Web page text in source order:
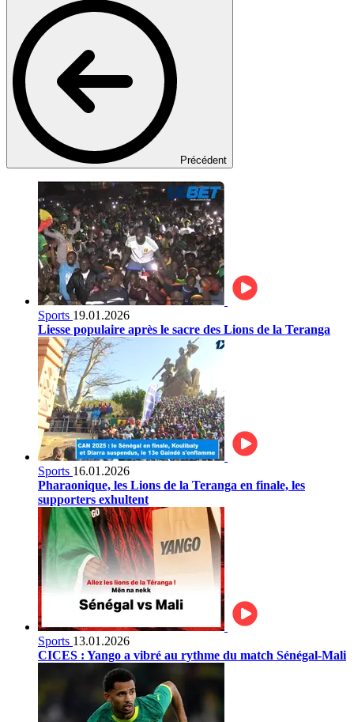
Précédent
Sports 19.01.2026
Liesse populaire après le sacre des Lions de la Teranga
Sports 16.01.2026
Pharaonique, les Lions de la Teranga en finale, les
supporters exhultent
Sports 13.01.2026
CICES : Yango a vibré au rythme du match Sénégal-Mali